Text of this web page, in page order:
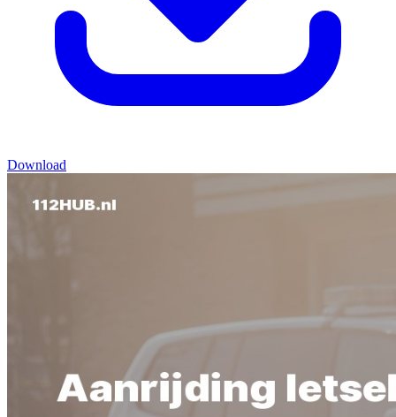
Download